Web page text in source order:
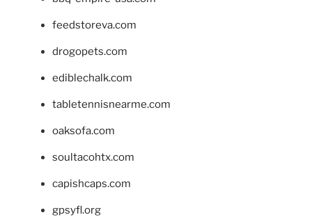
feedstoreva.com
drogopets.com
ediblechalk.com
tabletennisnearme.com
oaksofa.com
soultacohtx.com
capishcaps.com
gpsyfl.org